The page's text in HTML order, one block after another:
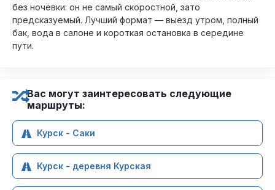
без ночёвки: он не самый скоростной, зато
предсказуемый. Лучший формат — выезд утром, полный
бак, вода в салоне и короткая остановка в середине
пути.
Вас могут заинтересовать следующие
маршруты:
Курск - Саки
Курск - деревня Курская